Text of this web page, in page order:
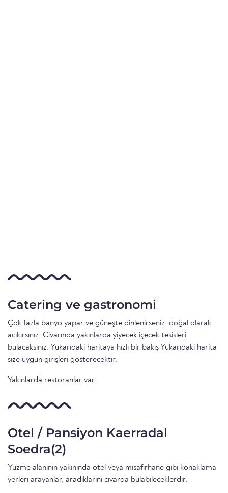
Catering ve gastronomi
Çok fazla banyo yapar ve güneşte dinlenirseniz, doğal olarak
acıkırsınız. Civarında yakınlarda yiyecek içecek tesisleri
bulacaksınız. Yukarıdaki haritaya hızlı bir bakış Yukarıdaki harita
size uygun girişleri gösterecektir.
Yakınlarda restoranlar var.
Otel / Pansiyon Kaerradal
Soedra(2)
Yüzme alanının yakınında otel veya misafirhane gibi konaklama
yerleri arayanlar, aradıklarını civarda bulabileceklerdir.